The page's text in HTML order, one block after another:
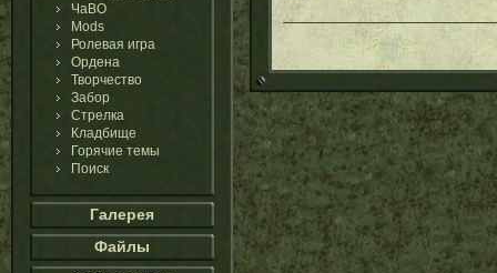
ЧаВО
Mods
Ролевая игра
Ордена
Творчество
Забор
Стрелка
Кладбище
Горячие темы
Поиск
Галерея
Файлы